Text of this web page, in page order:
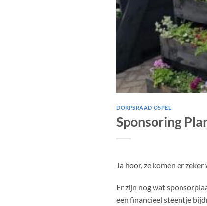
DORPSRAAD OSPEL
Sponsoring
Ja hoor, ze komen er
Er zijn nog wat
een financieel steentje